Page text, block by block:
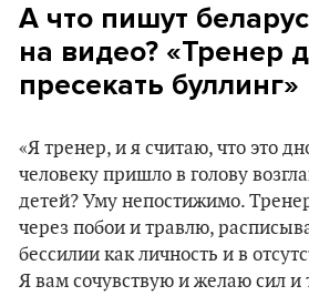
А что пишут
на видео? «Тренер
пресекать буллинг»
«Я тренер, и я считаю, что это
человеку пришло в голову
детей? Уму непостижимо.
через побои и травлю,
бессилии как личность и в
Я вам сочувствую и желаю сил и